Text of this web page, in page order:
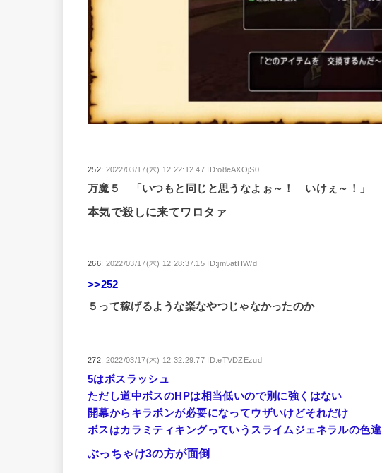
252: 2022/03/17(木) 12:22:12.47 ID:o8eAXOjS0
万魔５ 「いつもと同じと思うなよぉ～！ いけぇ～！」
本気で殺しに来てワロタァ
266: 2022/03/17(木) 12:28:37.15 ID:jm5atHW/d
>>252
５って稼げるような楽なやつじゃなかったのか
272: 2022/03/17(木) 12:32:29.77 ID:eTVDZEzud
5はボスラッシュ
ただし道中ボスのHPは相当低いので別に強くはない
開幕からキラポンが必要になってウザいけどそれだけ
ボスはカラミティキングっていうスライムジェネラルの色
ぶっちゃけ3の方が面倒